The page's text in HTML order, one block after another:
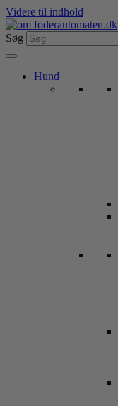
Videre til indhold
Søg
Hund